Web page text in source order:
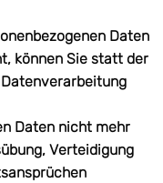
Daten
können Sie statt der
Daten nicht mehr
Verteidigung